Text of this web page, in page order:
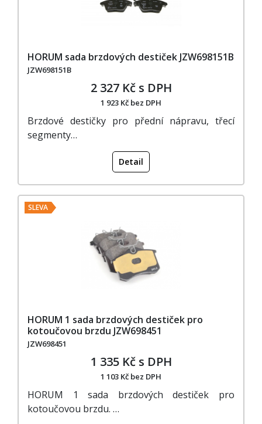
HORUM sada brzdových destiček JZW698151B
JZW698151B
2 327 Kč s DPH
1 923 Kč bez DPH
Brzdové destičky pro přední nápravu, třecí
segmenty…
Detail
SLEVA
HORUM 1 sada brzdových destiček pro
kotoučovou brzdu JZW698451
JZW698451
1 335 Kč s DPH
1 103 Kč bez DPH
HORUM 1 sada brzdových destiček pro
kotoučovou brzdu. …